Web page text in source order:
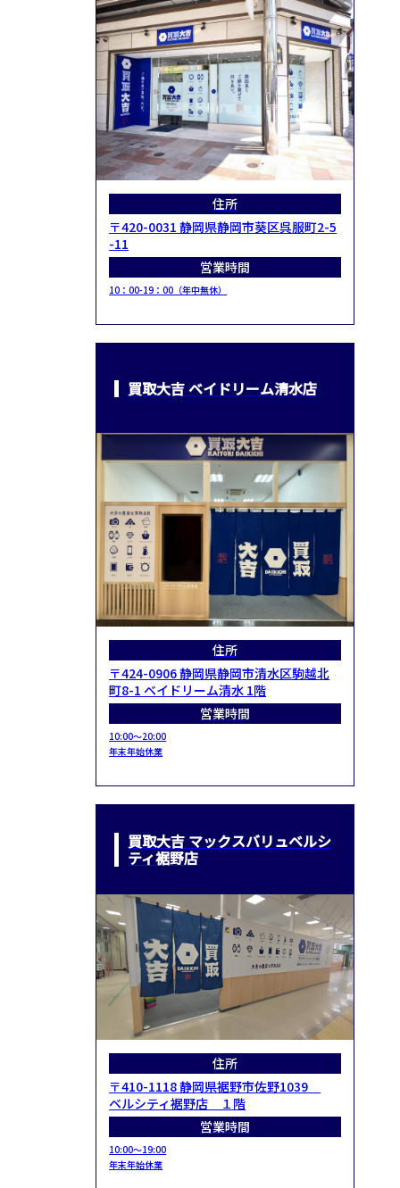
住所
〒420-0031 静岡県静岡市葵区呉服町2-5
-11
営業時間
10：00-19：00（年中無休）
買取大吉 ベイドリーム清水店
住所
〒424-0906 静岡県静岡市清水区駒越北
町8-1 ベイドリーム清水 1階
営業時間
10:00～20:00
年末年始休業
買取大吉 マックスバリュベルシ
ティ裾野店
住所
〒410-1118 静岡県裾野市佐野1039
ベルシティ裾野店 １階
営業時間
10:00～19:00
年末年始休業